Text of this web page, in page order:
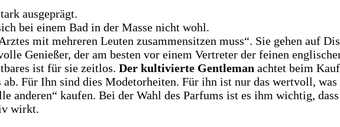
ausgeprägt.
bei einem Bad in der Masse nicht wohl.
mit mehreren Leuten zusammensitzen muss“. Sie gehen auf
Genießer, der am besten vor einem Vertreter der feinen
ist für sie zeitlos. Der kultivierte Gentleman achtet beim
Für Ihn sind dies Modetorheiten. Für ihn ist nur das wertvoll, was
anderen“ kaufen. Bei der Wahl des Parfums ist es ihm wichtig,
wirkt.